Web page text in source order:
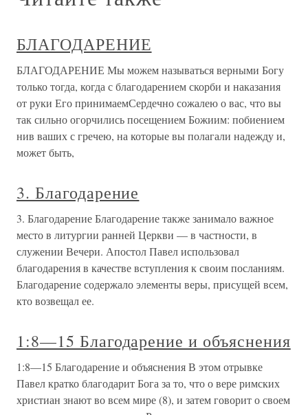
БЛАГОДАРЕНИЕ
БЛАГОДАРЕНИЕ Мы можем называться верными Богу
только тогда, когда с благодарением скорби и наказания
от руки Его принимаемСердечно сожалею о вас, что вы
так сильно огорчились посещением Божиим: побиением
нив ваших с гречею, на которые вы полагали надежду и,
может быть,
3. Благодарение
3. Благодарение Благодарение также занимало важное
место в литургии ранней Церкви — в частности, в
служении Вечери. Апостол Павел использовал
благодарения в качестве вступления к своим посланиям.
Благодарение содержало элементы веры, присущей всем,
кто возвещал ее.
1:8—15 Благодарение и объяснения
1:8—15 Благодарение и объяснения В этом отрывке
Павел кратко благодарит Бога за то, что о вере римских
христиан знают во всем мире (8), и затем говорит о своем